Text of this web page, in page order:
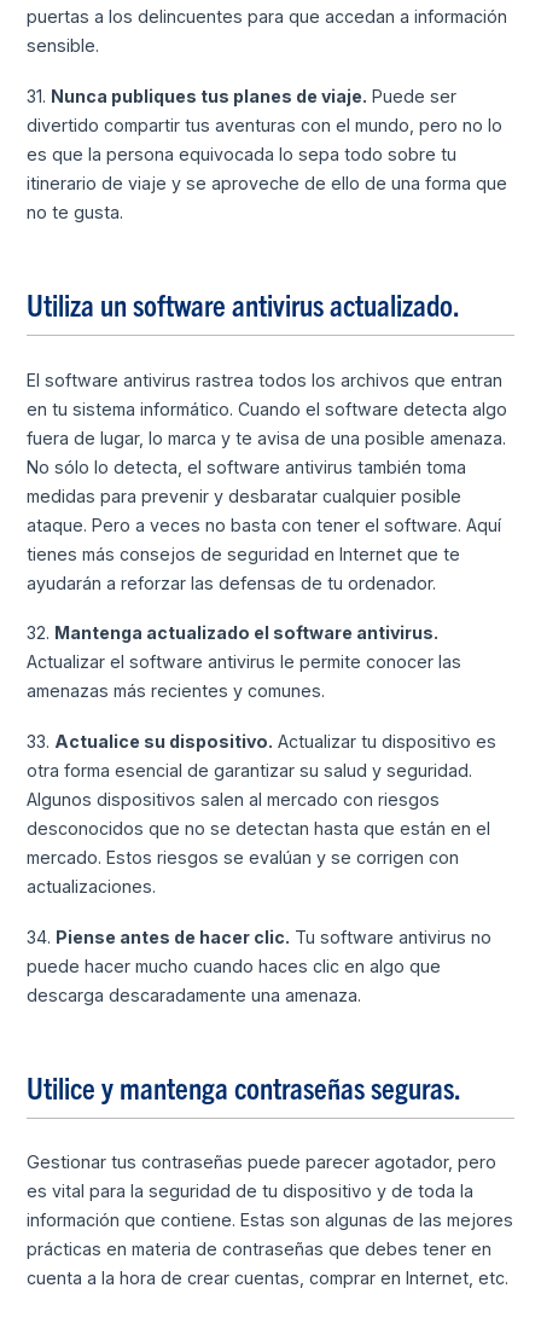
puertas a los delincuentes para que accedan a información
sensible.
31. Nunca publiques tus planes de viaje. Puede ser
divertido compartir tus aventuras con el mundo, pero no lo
es que la persona equivocada lo sepa todo sobre tu
itinerario de viaje y se aproveche de ello de una forma que
no te gusta.
Utiliza un software antivirus actualizado.
El software antivirus rastrea todos los archivos que entran
en tu sistema informático. Cuando el software detecta algo
fuera de lugar, lo marca y te avisa de una posible amenaza.
No sólo lo detecta, el software antivirus también toma
medidas para prevenir y desbaratar cualquier posible
ataque. Pero a veces no basta con tener el software. Aquí
tienes más consejos de seguridad en Internet que te
ayudarán a reforzar las defensas de tu ordenador.
32. Mantenga actualizado el software antivirus.
Actualizar el software antivirus le permite conocer las
amenazas más recientes y comunes.
33. Actualice su dispositivo. Actualizar tu dispositivo es
otra forma esencial de garantizar su salud y seguridad.
Algunos dispositivos salen al mercado con riesgos
desconocidos que no se detectan hasta que están en el
mercado. Estos riesgos se evalúan y se corrigen con
actualizaciones.
34. Piense antes de hacer clic. Tu software antivirus no
puede hacer mucho cuando haces clic en algo que
descarga descaradamente una amenaza.
Utilice y mantenga contraseñas seguras.
Gestionar tus contraseñas puede parecer agotador, pero
es vital para la seguridad de tu dispositivo y de toda la
información que contiene. Estas son algunas de las mejores
prácticas en materia de contraseñas que debes tener en
cuenta a la hora de crear cuentas, comprar en Internet, etc.